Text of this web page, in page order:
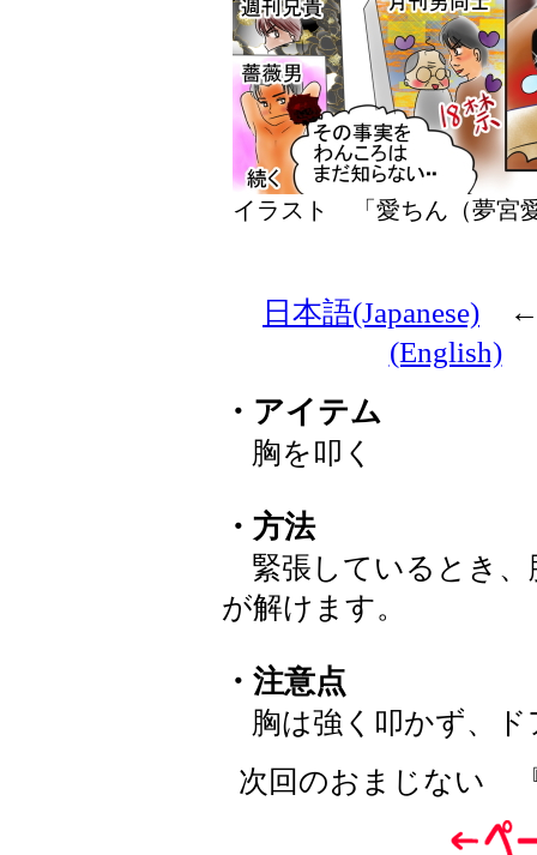
イラスト 「愛ちん（夢
日本語(Japanese)
(English)
・アイテム
胸を叩く
・方法
緊張しているとき、
が解けます。
・注意点
胸は強く叩かず、ド
次回のおまじない